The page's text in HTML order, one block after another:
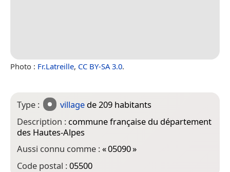
Photo : Fr.Latreille, CC BY-SA 3.0.
Type : village de 209 habitants
Description : commune française du département
des Hautes-Alpes
Aussi connu comme :«05090»
Code postal :05500